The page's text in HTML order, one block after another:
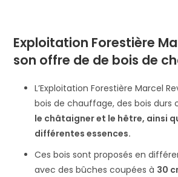
Exploitation Forestière
son offre de de bois de
L’Exploitation Forestière Marcel
bois de chauffage, des bois durs
le châtaigner et le hêtre, ainsi
différentes essences.
Ces bois sont proposés en
avec des bûches coupées à 30